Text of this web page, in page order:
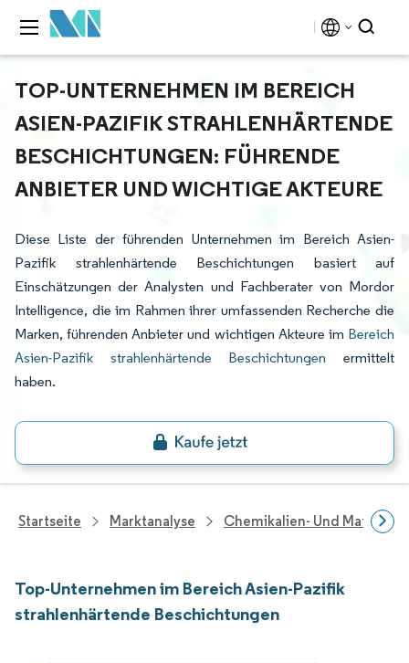
TOP-UNTERNEHMEN IM BEREICH
ASIEN-PAZIFIK STRAHLENHÄRTENDE
BESCHICHTUNGEN: FÜHRENDE
ANBIETER UND WICHTIGE AKTEURE
Diese Liste der führenden Unternehmen im Bereich Asien-
Pazifik strahlenhärtende Beschichtungen basiert auf
Einschätzungen der Analysten und Fachberater von Mordor
Intelligence, die im Rahmen ihrer umfassenden Recherche die
Marken, führenden Anbieter und wichtigen Akteure im Bereich
Asien-Pazifik strahlenhärtende Beschichtungen ermittelt
haben.
Startseite Marktanalyse Chemikalien- Und
Top-Unternehmen im Bereich Asien-Pazifik
strahlenhärtende Beschichtungen